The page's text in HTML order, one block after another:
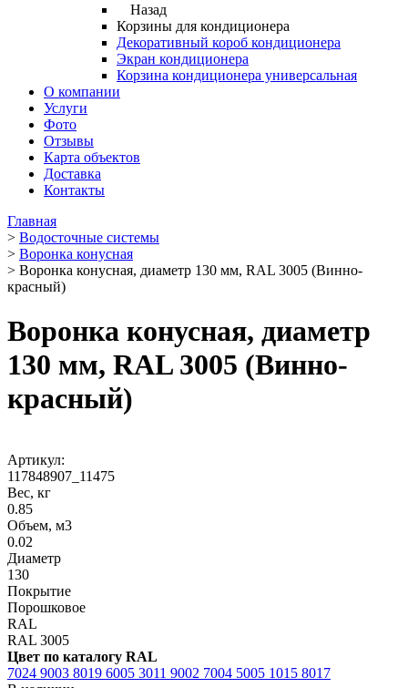
Назад
Корзины для кондиционера
Декоративный короб кондиционера
Экран кондиционера
Корзина кондиционера универсальная
О компании
Услуги
Фото
Отзывы
Карта объектов
Доставка
Контакты
Главная
> Водосточные системы
> Воронка конусная
> Воронка конусная, диаметр 130 мм, RAL 3005 (Винно-
красный)
Воронка конусная, диаметр
130 мм, RAL 3005 (Винно-
красный)
Артикул:
117848907_11475
Вес, кг
0.85
Объем, м3
0.02
Диаметр
130
Покрытие
Порошковое
RAL
RAL 3005
Цвет по каталогу RAL
7024 9003 8019 6005 3011 9002 7004 5005 1015 8017